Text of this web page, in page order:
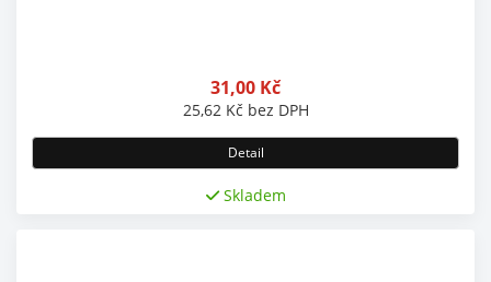
31,00 Kč
25,62 Kč bez DPH
Detail
Skladem